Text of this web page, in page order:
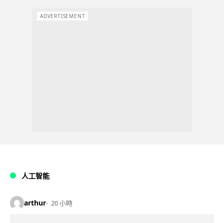
ADVERTISEMENT
人工智能
arthur 20 小時